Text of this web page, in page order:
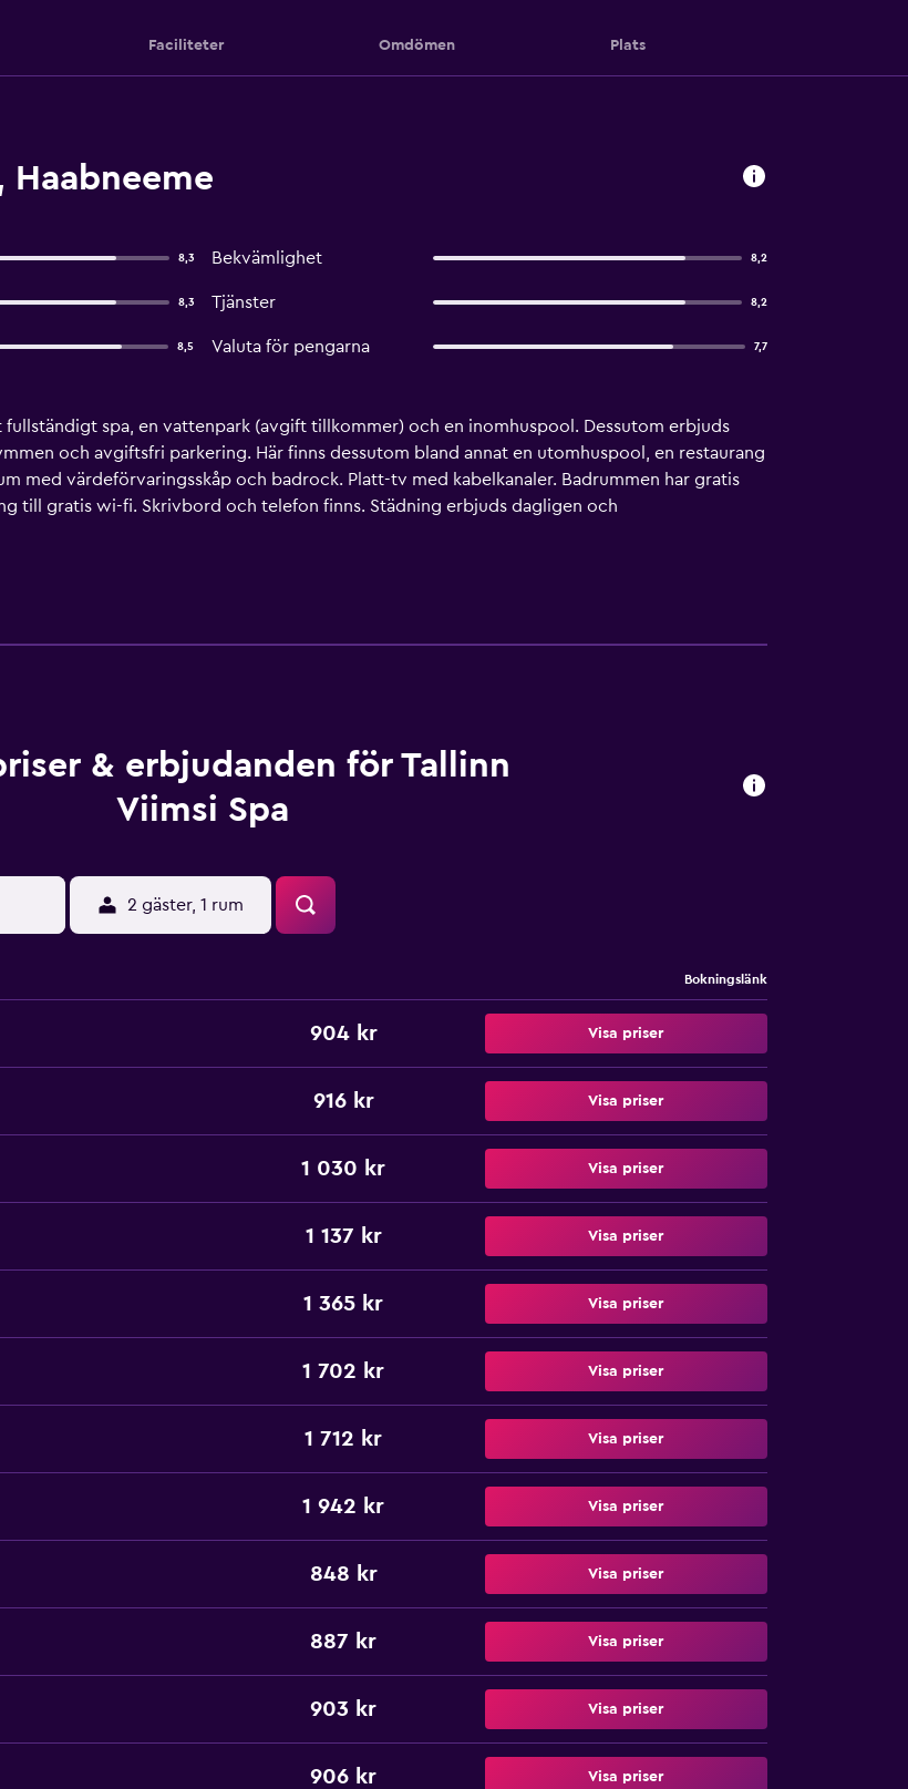
Faciliteter Omdömen Plats
Haabneeme
8,3 Bekvämlighet 8,2
8,3 Tjänster 8,2
8,5 Valuta för pengarna 7,7
fullständigt spa, en vattenpark (avgift tillkommer) och en inomhuspool. Dessutom erbjuds
och avgiftsfri parkering. Här finns dessutom bland annat en utomhuspool, en restaurang
med värdeförvaringsskåp och badrock. Platt-tv med kabelkanaler. Badrummen har gratis
till gratis wi-fi. Skrivbord och telefon finns. Städning erbjuds dagligen och
vattenpark (avgift tillkommer) finns på detta hotell. En inomhuspool, en utomhuspool och
och fitnesscenter. Fritidsaktiviteterna nedan finns antingen tillgängliga på plats eller i
& erbjudanden för Tallinn
Viimsi Spa
2 gäster, 1 rum
Bokningslänk
904 kr Visa priser
916 kr Visa priser
1 030 kr Visa priser
1 137 kr Visa priser
1 365 kr Visa priser
1 702 kr Visa priser
1 712 kr Visa priser
1 942 kr Visa priser
848 kr Visa priser
887 kr Visa priser
903 kr Visa priser
906 kr Visa priser